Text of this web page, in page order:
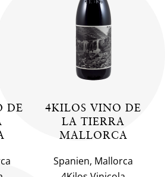
DE
4KILOS VINO DE
LA TIERRA
MALLORCA
Spanien, Mallorca